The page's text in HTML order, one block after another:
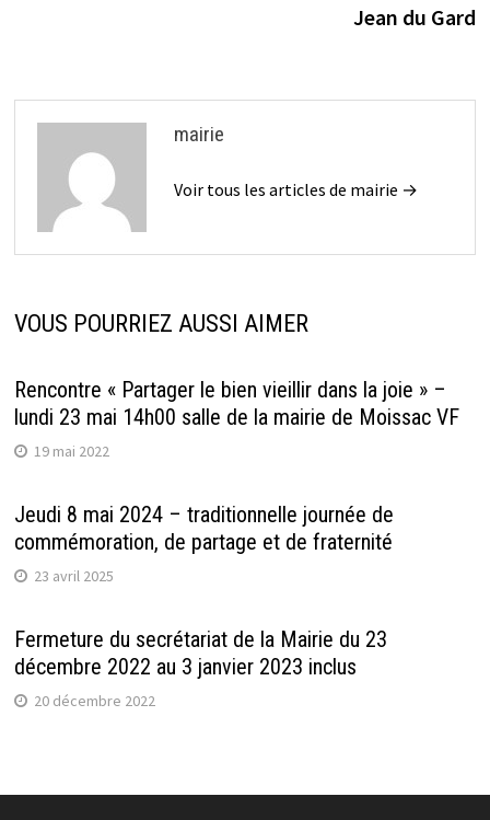
Jean du Gard
mairie
Voir tous les articles de mairie →
VOUS POURRIEZ AUSSI AIMER
Rencontre « Partager le bien vieillir dans la joie » –
lundi 23 mai 14h00 salle de la mairie de Moissac VF
19 mai 2022
Jeudi 8 mai 2024 – traditionnelle journée de
commémoration, de partage et de fraternité
23 avril 2025
Fermeture du secrétariat de la Mairie du 23
décembre 2022 au 3 janvier 2023 inclus
20 décembre 2022